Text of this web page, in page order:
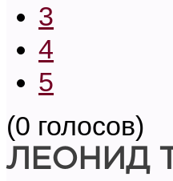
3
4
5
(0 голосов)
ЛЕОНИД